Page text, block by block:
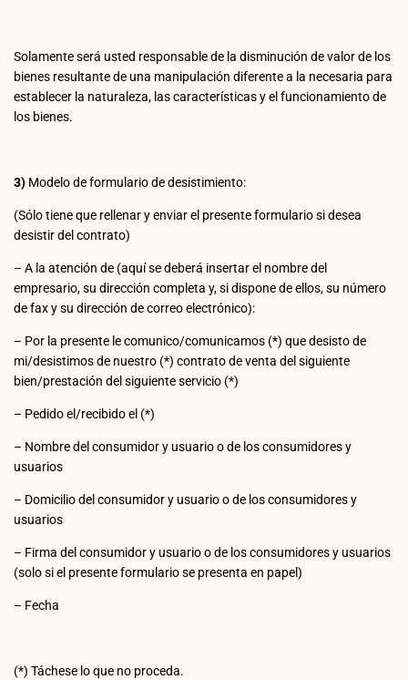
Solamente será usted responsable de la disminución de valor de los
bienes resultante de una manipulación diferente a la necesaria para
establecer la naturaleza, las características y el funcionamiento de
los bienes.
3) Modelo de formulario de desistimiento:
(Sólo tiene que rellenar y enviar el presente formulario si desea
desistir del contrato)
– A la atención de (aquí se deberá insertar el nombre del
empresario, su dirección completa y, si dispone de ellos, su número
de fax y su dirección de correo electrónico):
– Por la presente le comunico/comunicamos (*) que desisto de
mi/desistimos de nuestro (*) contrato de venta del siguiente
bien/prestación del siguiente servicio (*)
– Pedido el/recibido el (*)
– Nombre del consumidor y usuario o de los consumidores y
usuarios
– Domicilio del consumidor y usuario o de los consumidores y
usuarios
– Firma del consumidor y usuario o de los consumidores y usuarios
(solo si el presente formulario se presenta en papel)
– Fecha
(*) Táchese lo que no proceda.